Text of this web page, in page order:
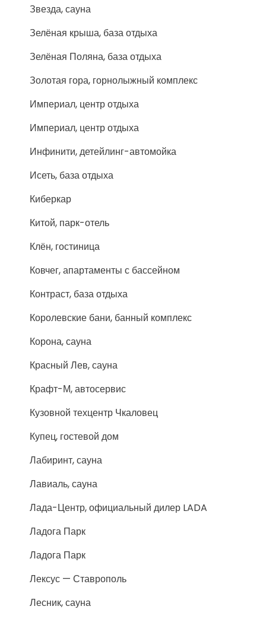
Звезда, сауна
Зелёная крыша, база отдыха
Зелёная Поляна, база отдыха
Золотая гора, горнолыжный комплекс
Империал, центр отдыха
Империал, центр отдыха
Инфинити, детейлинг-автомойка
Исеть, база отдыха
Киберкар
Китой, парк-отель
Клён, гостиница
Ковчег, апартаменты с бассейном
Контраст, база отдыха
Королевские бани, банный комплекс
Корона, сауна
Красный Лев, сауна
Крафт-М, автосервис
Кузовной техцентр Чкаловец
Купец, гостевой дом
Лабиринт, сауна
Лавиаль, сауна
Лада-Центр, официальный дилер LADA
Ладога Парк
Ладога Парк
Лексус — Ставрополь
Лесник, сауна